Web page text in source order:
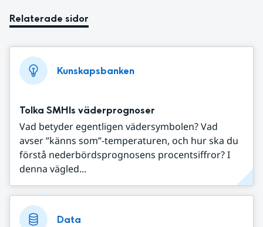
Relaterade sidor
Kunskapsbanken
Tolka SMHIs väderprognoser
Vad betyder egentligen vädersymbolen? Vad
avser ”känns som”-temperaturen, och hur ska du
förstå nederbördsprognosens procentsiffror? I
denna vägled...
Data